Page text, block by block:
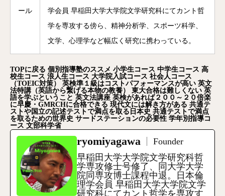
ール
学会員 早稲田大学大学院文学研究科にてカント哲
学を専攻する傍ら、精神分析学、スポーツ科学、
文学、心理学など幅広く研究に携わっている。
TOPに戻る 個別指導塾のススメ 小学生コース 中学生コース 高
校生コース 浪人生コース 大学院入試コース 社会人コース
（TOEIC対策） 英検準１級はコストパフォーマンスが高い 英文
法特講（英語から繋げる本物の教養）
東大合格は難しくない 英
語を学ぶということ 英文法講座 英検があれば２００～２０倍楽
に早慶・GMRCHに合格できる 現代文には解き方がある 共通テ
ストや国立の記述テストで満点を取る日本史 共通テストで満点
を取るための世界史 サードステーションの必要性 学年別指導コ
ース 文部科学省
ryomiyagawa
Founder
早稲田大学大学院文学研究科哲
学専攻修士号修了、同大学大学
院同専攻博士課程中退。日本倫
理学会員 早稲田大学大学院文学
研究科にてカント哲学を専攻す